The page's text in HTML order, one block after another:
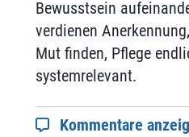
Bewusstsein
verdienen
Mut finden, Pflege
systemrelevant.
Kommentare